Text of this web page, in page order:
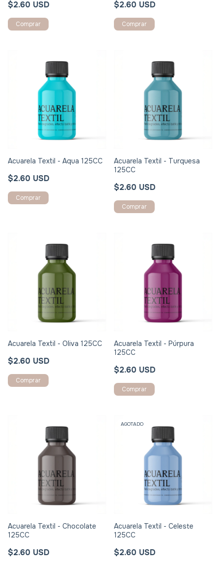
$2.60 USD $2.60 USD
Acuarela Textil - Aqua 125CC
$2.60 USD
Acuarela Textil - Turquesa
125CC
$2.60 USD
Acuarela Textil - Oliva 125CC
$2.60 USD
Acuarela Textil - Púrpura
125CC
$2.60 USD
Acuarela Textil - Chocolate
125CC
$2.60 USD
AGOTADO
Acuarela Textil - Celeste
125CC
$2.60 USD